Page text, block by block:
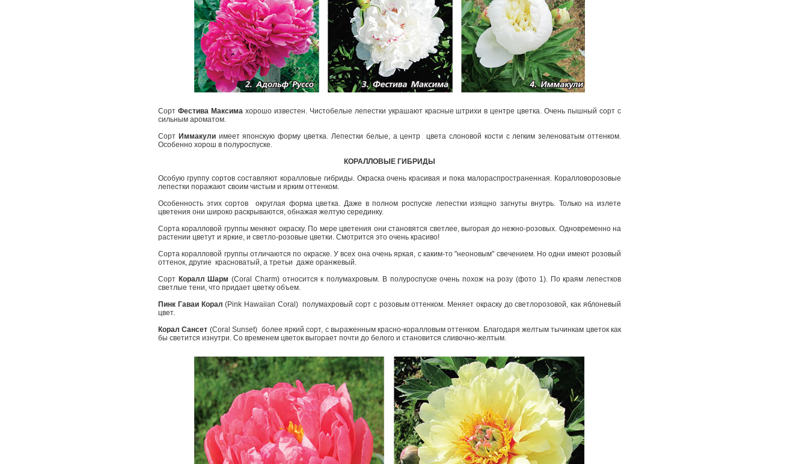
Сорт Фестива Максима хорошо известен. Чисто­белые лепестки украшают красные штрихи в центре цветка. Очень пышный сорт с
сильным ароматом.
Сорт Иммакули имеет японскую форму цветка. Лепестки белые, а центр ­ цвета слоновой кости с легким зеленоватым оттенком.
Особенно хорош в полуроспуске.
КОРАЛЛОВЫЕ ГИБРИДЫ
Особую группу сортов составляют коралловые гибриды. Окраска очень красивая и пока малораспространенная. Кораллово­розовые
лепестки поражают своим чистым и ярким оттенком.
Особенность этих сортов ­ округлая форма цветка. Даже в полном роспуске лепестки изящно загнуты внутрь. Только на излете
цветения они широко раскрываются, обнажая желтую серединку.
Сорта коралловой группы меняют окраску. По мере цветения они становятся светлее, выгорая до нежно­-розовых. Одновременно на
растении цветут и яркие, и светло-­розовые цветки. Смотрится это очень красиво!
Сорта коралловой группы отличаются по окраске. У всех она очень яркая, с каким-­то "неоновым" свечением. Но одни имеют розовый
оттенок, другие ­ красноватый, а третьи ­ даже оранжевый.
Сорт Коралл Шарм (Coral Charm) относится к полумахровым. В полуроспуске очень похож на розу (фото 1). По краям лепестков
светлые тени, что придает цветку объем.
Пинк Гаваи Корал(Pink Hawaiian Coral) ­ полумахровый сорт с розовым оттенком. Меняет окраску до светло­розовой, как яблоневый
цвет.
Корал Сансет (Coral Sunset) ­ более яркий сорт, с выраженным красно-­коралловым оттенком. Благодаря желтым тычинкам цветок как
бы светится изнутри. Со временем цветок выгорает почти до белого и становится сливочно-­желтым.